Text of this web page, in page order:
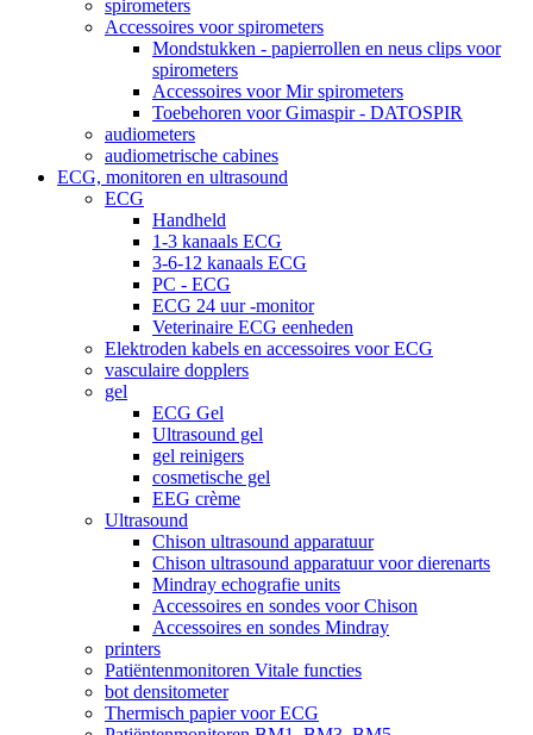
spirometers
Accessoires voor spirometers
Mondstukken - papierrollen en neus clips voor
spirometers
Accessoires voor Mir spirometers
Toebehoren voor Gimaspir - DATOSPIR
audiometers
audiometrische cabines
ECG, monitoren en ultrasound
ECG
Handheld
1-3 kanaals ECG
3-6-12 kanaals ECG
PC - ECG
ECG 24 uur -monitor
Veterinaire ECG eenheden
Elektroden kabels en accessoires voor ECG
vasculaire dopplers
gel
ECG Gel
Ultrasound gel
gel reinigers
cosmetische gel
EEG crème
Ultrasound
Chison ultrasound apparatuur
Chison ultrasound apparatuur voor dierenarts
Mindray echografie units
Accessoires en sondes voor Chison
Accessoires en sondes Mindray
printers
Patiëntenmonitoren Vitale functies
bot densitometer
Thermisch papier voor ECG